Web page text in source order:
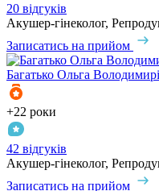
20 відгуків
Акушер-гінеколог,
Записатись на прийом
Багатько Ольга
+22 роки
42 відгуків
Акушер-гінеколог,
Записатись на прийом